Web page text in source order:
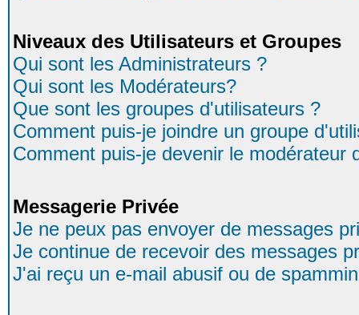
Niveaux des Utilisateurs et Groupes
Qui sont les Administrateurs ?
Qui sont les Modérateurs?
Que sont les groupes d'utilisateurs ?
Comment puis-je joindre un groupe
Comment puis-je devenir le modérateur
Messagerie Privée
Je ne peux pas envoyer de messages
Je continue de recevoir des messages
J'ai reçu un e-mail abusif ou de